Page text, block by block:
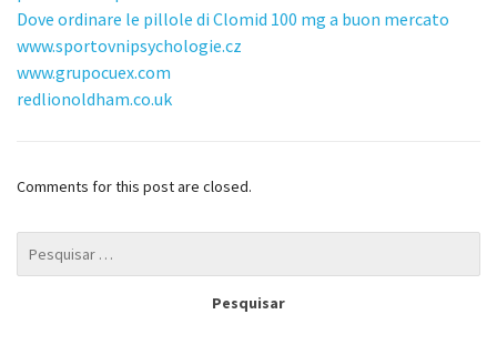
Dove ordinare le pillole di Clomid 100 mg a buon mercato
www.sportovnipsychologie.cz
www.grupocuex.com
redlionoldham.co.uk
Comments for this post are closed.